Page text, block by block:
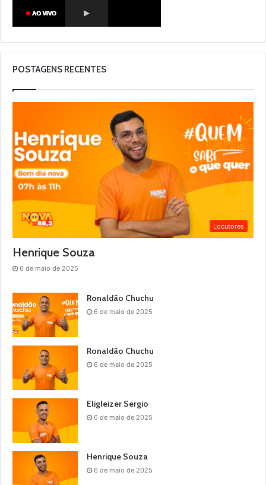
POSTAGENS RECENTES
Locutores
Henrique Souza
6 de maio de 2025
Ronaldão Chuchu
6 de maio de 2025
Ronaldão Chuchu
6 de maio de 2025
Eligleizer Sergio
6 de maio de 2025
Henrique Souza
6 de maio de 2025